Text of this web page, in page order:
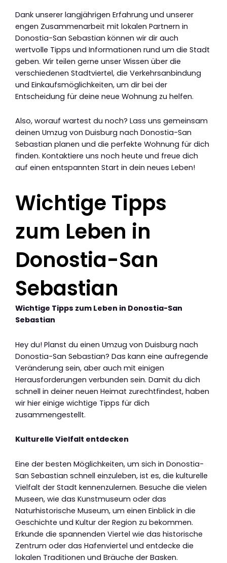
Dank unserer langjährigen Erfahrung und unserer
engen Zusammenarbeit mit lokalen Partnern in
Donostia-San Sebastian können wir dir auch
wertvolle Tipps und Informationen rund um die Stadt
geben. Wir teilen gerne unser Wissen über die
verschiedenen Stadtviertel, die Verkehrsanbindung
und Einkaufsmöglichkeiten, um dir bei der
Entscheidung für deine neue Wohnung zu helfen.
Also, worauf wartest du noch? Lass uns gemeinsam
deinen Umzug von Duisburg nach Donostia-San
Sebastian planen und die perfekte Wohnung für dich
finden. Kontaktiere uns noch heute und freue dich
auf einen entspannten Start in dein neues Leben!
Wichtige Tipps
zum Leben in
Donostia-San
Sebastian
Wichtige Tipps zum Leben in Donostia-San
Sebastian
Hey du! Planst du einen Umzug von Duisburg nach
Donostia-San Sebastian? Das kann eine aufregende
Veränderung sein, aber auch mit einigen
Herausforderungen verbunden sein. Damit du dich
schnell in deiner neuen Heimat zurechtfindest, haben
wir hier einige wichtige Tipps für dich
zusammengestellt.
Kulturelle Vielfalt entdecken
Eine der besten Möglichkeiten, um sich in Donostia-
San Sebastian schnell einzuleben, ist es, die kulturelle
Vielfalt der Stadt kennenzulernen. Besuche die vielen
Museen, wie das Kunstmuseum oder das
Naturhistorische Museum, um einen Einblick in die
Geschichte und Kultur der Region zu bekommen.
Erkunde die spannenden Viertel wie das historische
Zentrum oder das Hafenviertel und entdecke die
lokalen Traditionen und Bräuche der Basken.